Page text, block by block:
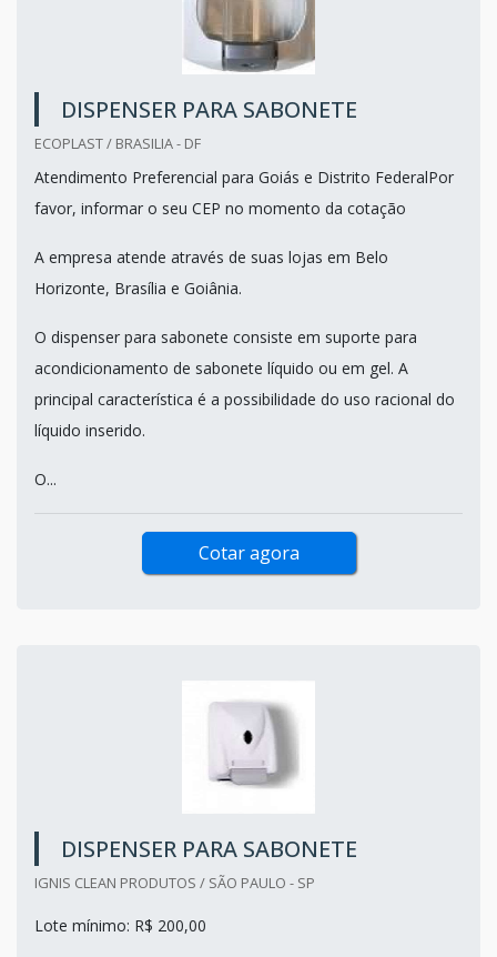
DISPENSER PARA SABONETE
ECOPLAST / BRASILIA - DF
Atendimento Preferencial para Goiás e Distrito FederalPor
favor, informar o seu CEP no momento da cotação
A empresa atende através de suas lojas em Belo
Horizonte, Brasília e Goiânia.
O dispenser para sabonete consiste em suporte para
acondicionamento de sabonete líquido ou em gel. A
principal característica é a possibilidade do uso racional do
líquido inserido.
O...
Cotar agora
DISPENSER PARA SABONETE
IGNIS CLEAN PRODUTOS / SÃO PAULO - SP
Lote mínimo: R$ 200,00